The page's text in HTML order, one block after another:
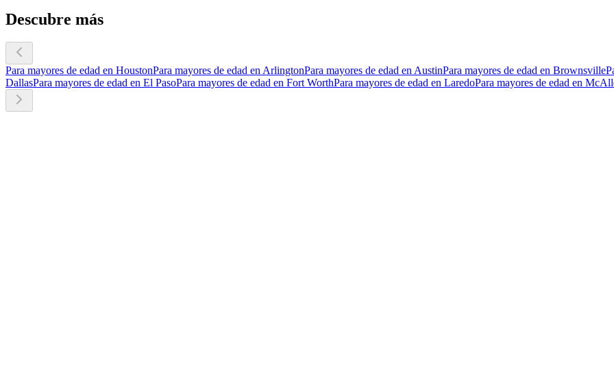
Descubre más
Para mayores de edad en HoustonPara mayores de edad en ArlingtonPara mayores de edad en AustinPara mayores de edad en Brownsville
DallasPara mayores de edad en El PasoPara mayores de edad en Fort WorthPara mayores de edad en LaredoPara mayores de edad en